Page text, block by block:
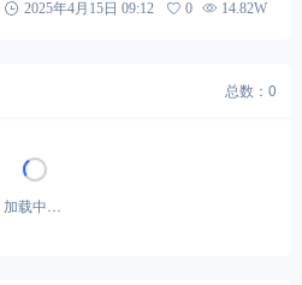
2025年4月15日 09:12 0 14.82W
总数：0
暂无评论！